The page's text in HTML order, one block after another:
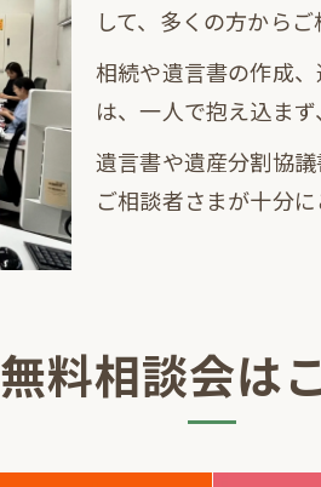
して、多くの方から
相続や遺言書の作成
は、一人で抱え込ま
遺言書や遺産分割協
ご相談者さまが十分
無料相談会は